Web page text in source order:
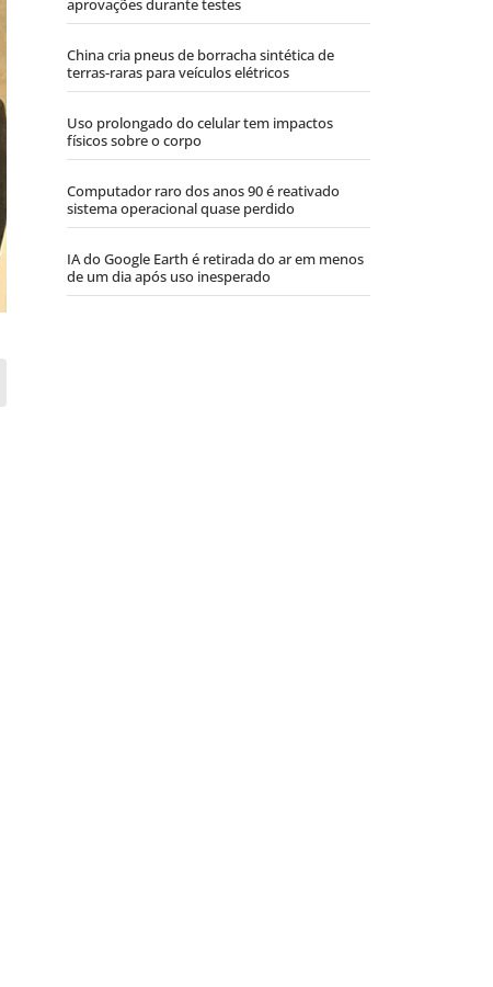
aprovações durante testes
China cria pneus de borracha sintética de
terras-raras para veículos elétricos
Uso prolongado do celular tem impactos
físicos sobre o corpo
Computador raro dos anos 90 é reativado
sistema operacional quase perdido
IA do Google Earth é retirada do ar em menos
de um dia após uso inesperado